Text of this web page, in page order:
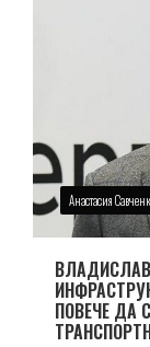
Анастасия
ПОВЕЧЕ ДА